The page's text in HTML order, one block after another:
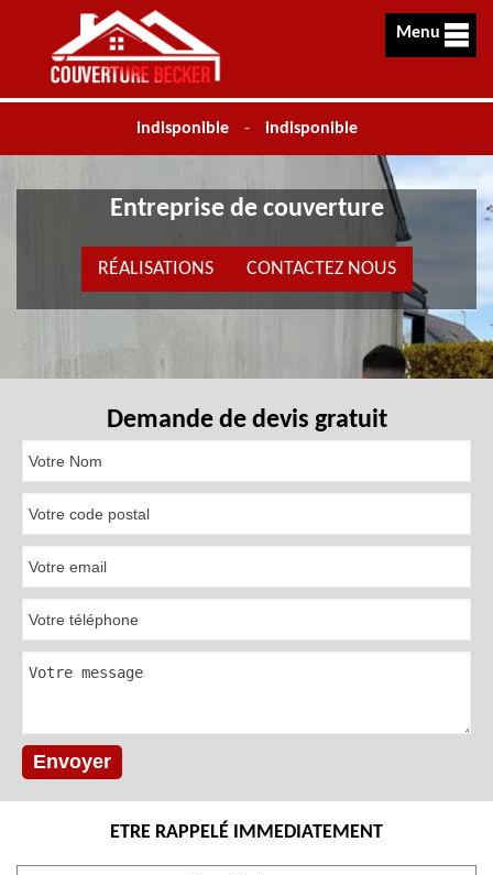
Menu
indisponible - indisponible
Entreprise de couverture
RÉALISATIONS CONTACTEZ NOUS
Demande de devis gratuit
ETRE RAPPELÉ IMMEDIATEMENT